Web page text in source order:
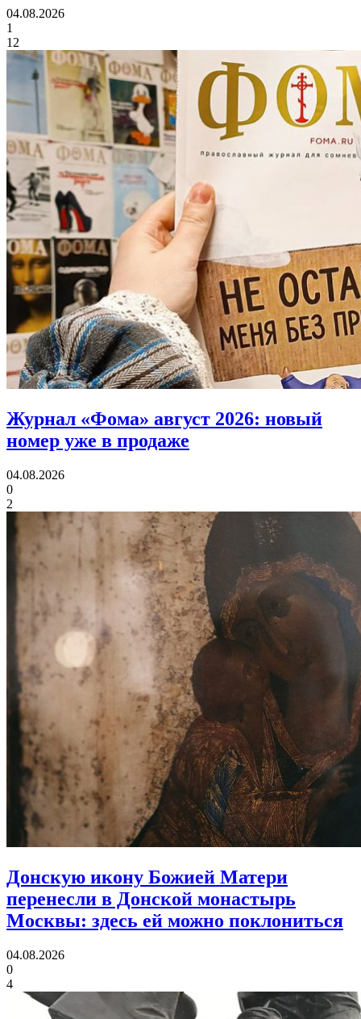
04.08.2026
1
12
Журнал «Фома» август 2026: новый
номер уже в продаже
04.08.2026
0
2
Донскую икону Божией Матери
перенесли в Донской монастырь
Москвы: здесь ей можно поклониться
04.08.2026
0
4